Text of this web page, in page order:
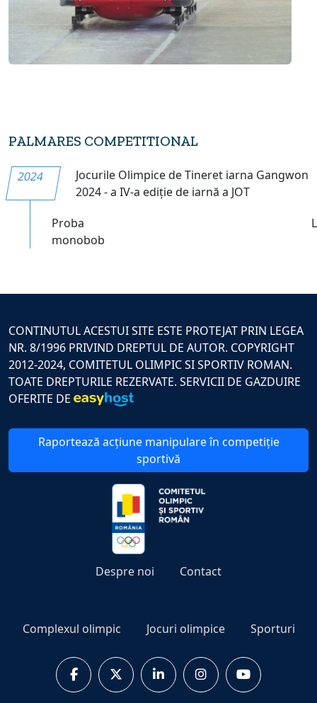
PALMARES COMPETITIONAL
2024
Jocurile Olimpice de Tineret iarna Gangwon
2024 - a IV-a ediție de iarnă a JOT
Proba
monobob
CONTINUTUL ACESTUI SITE ESTE PROTEJAT PRIN LEGEA
NR. 8/1996 PRIVIND DREPTUL DE AUTOR. COPYRIGHT
2012-2024, COMITETUL OLIMPIC SI SPORTIV ROMAN.
TOATE DREPTURILE REZERVATE. SERVICII DE GAZDUIRE
OFERITE DE
Raportează acțiune manipulare în competiție
sportivă
Despre noi Contact
Complexul olimpic Jocuri olimpice Sporturi